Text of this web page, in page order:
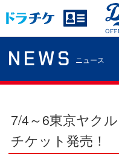
NEWS ニュース
7/4～6東京ヤク
チケット発売！